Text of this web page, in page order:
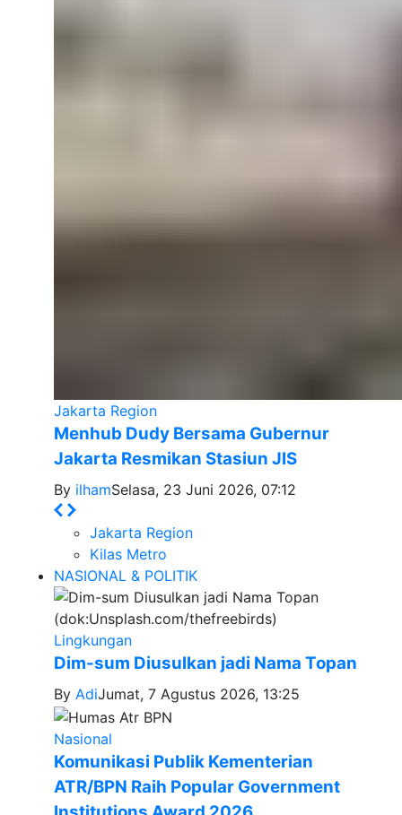
Jakarta Region
Menhub Dudy Bersama Gubernur
Jakarta Resmikan Stasiun JIS
By ilhamSelasa, 23 Juni 2026, 07:12
Jakarta Region
Kilas Metro
NASIONAL & POLITIK
Lingkungan
Dim-sum Diusulkan jadi Nama Topan
By AdiJumat, 7 Agustus 2026, 13:25
Nasional
Komunikasi Publik Kementerian
ATR/BPN Raih Popular Government